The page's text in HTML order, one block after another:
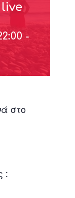
-
στο
: